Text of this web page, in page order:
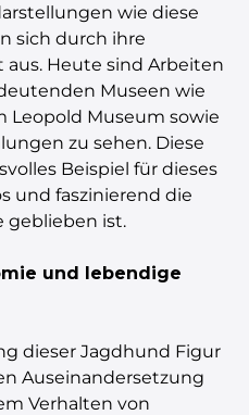
wie diese
sich durch ihre
Heute sind Arbeiten
Museen wie
Leopold Museum sowie
zu sehen. Diese
Beispiel für dieses
und faszinierend die
geblieben ist.
und lebendige
dieser Jagdhund Figur
Auseinandersetzung
Verhalten von